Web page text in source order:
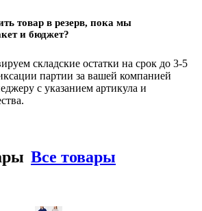
товар в резерв, пока мы
и бюджет?
складские остатки на срок до 3-5
партии за вашей компанией
с указанием артикула и
Все товары